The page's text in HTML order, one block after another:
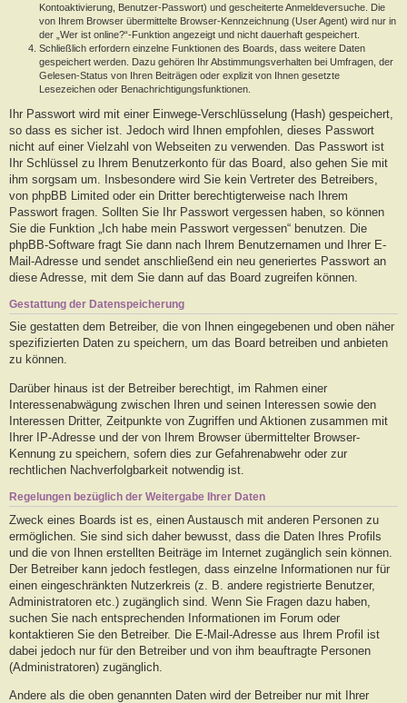
Kontoaktivierung, Benutzer-Passwort) und gescheiterte Anmeldeversuche. Die
von Ihrem Browser übermittelte Browser-Kennzeichnung (User Agent) wird nur in
der „Wer ist online?“-Funktion angezeigt und nicht dauerhaft gespeichert.
Schließlich erfordern einzelne Funktionen des Boards, dass weitere Daten
gespeichert werden. Dazu gehören Ihr Abstimmungsverhalten bei Umfragen, der
Gelesen-Status von Ihren Beiträgen oder explizit von Ihnen gesetzte
Lesezeichen oder Benachrichtigungsfunktionen.
Ihr Passwort wird mit einer Einwege-Verschlüsselung (Hash) gespeichert,
so dass es sicher ist. Jedoch wird Ihnen empfohlen, dieses Passwort
nicht auf einer Vielzahl von Webseiten zu verwenden. Das Passwort ist
Ihr Schlüssel zu Ihrem Benutzerkonto für das Board, also gehen Sie mit
ihm sorgsam um. Insbesondere wird Sie kein Vertreter des Betreibers,
von phpBB Limited oder ein Dritter berechtigterweise nach Ihrem
Passwort fragen. Sollten Sie Ihr Passwort vergessen haben, so können
Sie die Funktion „Ich habe mein Passwort vergessen“ benutzen. Die
phpBB-Software fragt Sie dann nach Ihrem Benutzernamen und Ihrer E-
Mail-Adresse und sendet anschließend ein neu generiertes Passwort an
diese Adresse, mit dem Sie dann auf das Board zugreifen können.
Gestattung der Datenspeicherung
Sie gestatten dem Betreiber, die von Ihnen eingegebenen und oben näher
spezifizierten Daten zu speichern, um das Board betreiben und anbieten
zu können.
Darüber hinaus ist der Betreiber berechtigt, im Rahmen einer
Interessenabwägung zwischen Ihren und seinen Interessen sowie den
Interessen Dritter, Zeitpunkte von Zugriffen und Aktionen zusammen mit
Ihrer IP-Adresse und der von Ihrem Browser übermittelter Browser-
Kennung zu speichern, sofern dies zur Gefahrenabwehr oder zur
rechtlichen Nachverfolgbarkeit notwendig ist.
Regelungen bezüglich der Weitergabe Ihrer Daten
Zweck eines Boards ist es, einen Austausch mit anderen Personen zu
ermöglichen. Sie sind sich daher bewusst, dass die Daten Ihres Profils
und die von Ihnen erstellten Beiträge im Internet zugänglich sein können.
Der Betreiber kann jedoch festlegen, dass einzelne Informationen nur für
einen eingeschränkten Nutzerkreis (z. B. andere registrierte Benutzer,
Administratoren etc.) zugänglich sind. Wenn Sie Fragen dazu haben,
suchen Sie nach entsprechenden Informationen im Forum oder
kontaktieren Sie den Betreiber. Die E-Mail-Adresse aus Ihrem Profil ist
dabei jedoch nur für den Betreiber und von ihm beauftragte Personen
(Administratoren) zugänglich.
Andere als die oben genannten Daten wird der Betreiber nur mit Ihrer